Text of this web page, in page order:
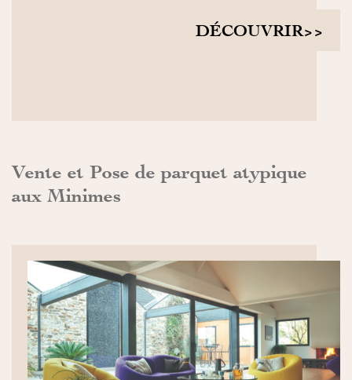
Vente et Pose de parquet atypique
aux Minimes
DÉCOUVRIR>>
DÉCOUVRIR>>